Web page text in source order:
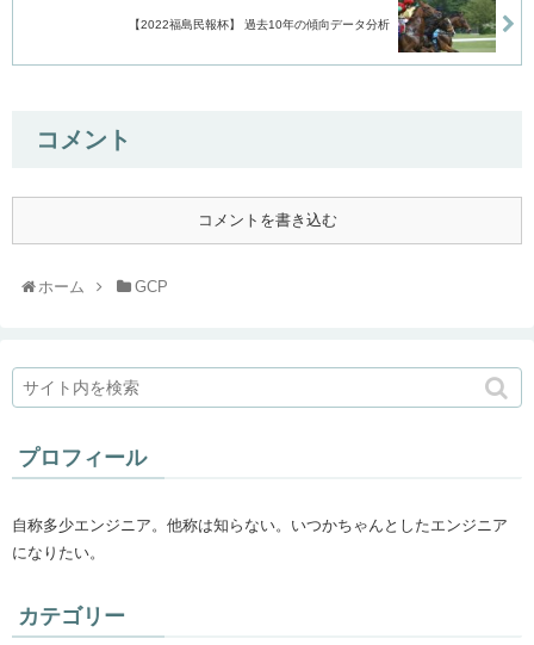
【2022福島民報杯】 過去10年の傾向データ分析
コメント
コメントを書き込む
ホーム GCP
プロフィール
自称多少エンジニア。他称は知らない。いつかちゃんとしたエンジニア
になりたい。
カテゴリー